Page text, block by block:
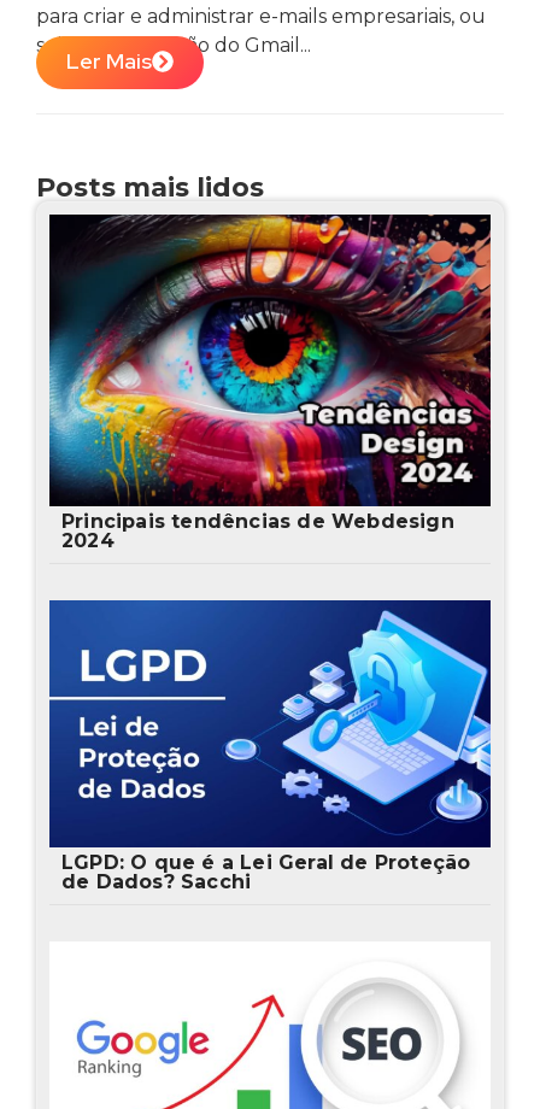
para criar e administrar e-mails empresariais, ou
seja, é uma versão do Gmail...
Ler Mais
Posts mais lidos
Principais tendências de Webdesign
2024
LGPD: O que é a Lei Geral de Proteção
de Dados? Sacchi